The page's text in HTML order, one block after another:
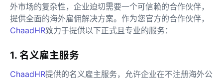
外市场的复杂性，企业迫切需要一个可信赖的合作伙伴，
提供全面的海外雇佣解决方案。作为您官方的合作伙伴，
ChaadHR致力于提供以下正式且专业的服务：
1. 名义雇主服务
ChaadHR提供的名义雇主服务，允许企业在不注册海外公